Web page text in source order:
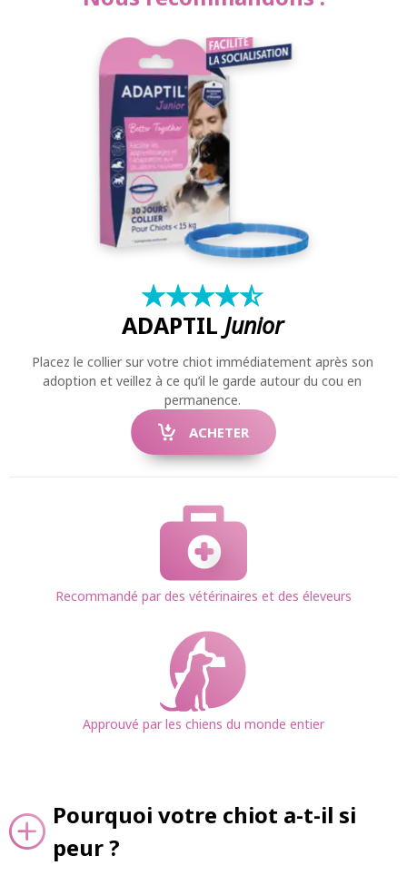
RECHERCHER
★★★★★
☆☆☆☆☆
ADAPTIL Junior
Placez le collier sur votre chiot immédiatement après son
adoption et veillez à ce qu’il le garde autour du cou en
permanence.
ACHETER
Recommandé par des vétérinaires et des éleveurs
Approuvé par les chiens du monde entier
Pourquoi votre chiot a-t-il si
peur ?